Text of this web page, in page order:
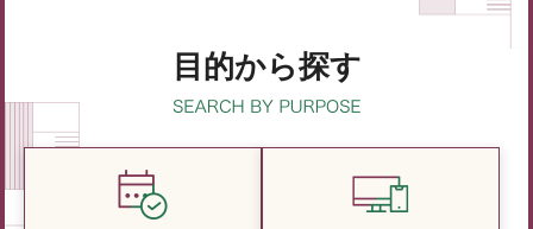
目的から探す